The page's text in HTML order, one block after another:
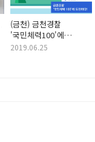
(금천) 금천경찰
'국민체력100'에
도전하다!
2019.06.25